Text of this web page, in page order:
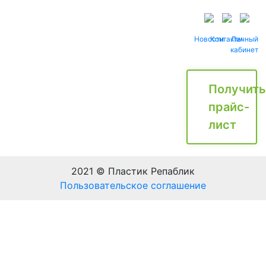
НовостиКонтактыЛичный
кабинет
Получить
прайс-
лист
2021 © Пластик Репаблик
Пользовательское соглашение